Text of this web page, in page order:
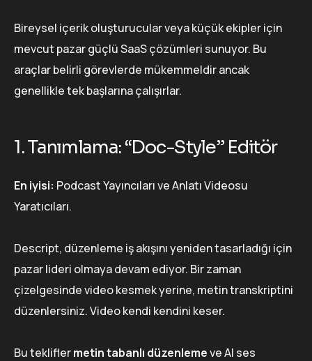
Bireysel içerik oluşturucular veya küçük ekipler için
mevcut pazar güçlü SaaS çözümleri sunuyor. Bu
araçlar belirli görevlerde mükemmeldir ancak
genellikle tek başlarına çalışırlar.
1. Tanımlama: “Doc-Style” Editör
En iyisi: Podcast Yayıncıları ve Anlatı Videosu
Yaratıcıları.
Descript, düzenleme iş akışını yeniden tasarladığı için
pazar lideri olmaya devam ediyor. Bir zaman
çizelgesinde video kesmek yerine, metin transkriptini
düzenlersiniz. Video kendi kendini keser.
Bu tekliflermetin tabanlı düzenlemeve AI ses